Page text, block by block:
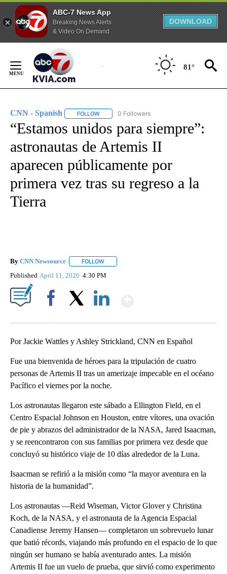
ABC-7 News App
Breaking News Alerts
& Video On Demand
DOWNLOAD
Content
81°
CNN - Spanish FOLLOW FOLLOW "CNN - SPANISH" TO RECEIVE
0 Followers
“Estamos unidos para siempre”:
astronautas de Artemis II
aparecen públicamente por
primera vez tras su regreso a la
Tierra
By CNN Newsource FOLLOW
Published April 11, 2026 4:30 PM
Por Jackie Wattles y Ashley Strickland, CNN en Español
Fue una bienvenida de héroes para la tripulación de cuatro
personas de Artemis II tras un amerizaje impecable en el océano
Pacífico el viernes por la noche.
Los astronautas llegaron este sábado a Ellington Field, en el
Centro Espacial Johnson en Houston, entre vítores, una ovación
de pie y abrazos del administrador de la NASA, Jared Isaacman,
y se reencontraron con sus familias por primera vez desde que
concluyó su histórico viaje de 10 días alrededor de la Luna.
Isaacman se refirió a la misión como “la mayor aventura en la
historia de la humanidad”.
Los astronautas —Reid Wiseman, Victor Glover y Christina
Koch, de la NASA, y el astronauta de la Agencia Espacial
Canadiense Jeremy Hansen— completaron un sobrevuelo lunar
que batió récords, viajando más profundo en el espacio de lo que
ningún ser humano se había aventurado antes. La misión
Artemis II fue un vuelo de prueba, que sirvió como experimento